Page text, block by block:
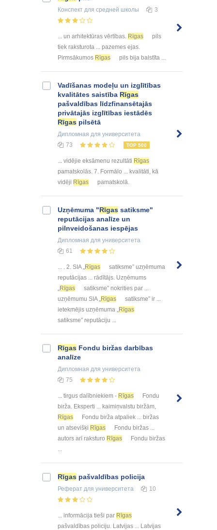
Конспект для средней школы 3
... un arhitektūras vērtības. Rīgas
pils
tiek raksturota ... pazemes ejas.
Pirmsākumos Rīgas pils bija balstīta ...
Vadīšanas modeļu un izglītības
kvalitātes saistība Rīgas
pašvaldības līdzfinansētajās
privātajās izglītības iestādēs
Rīgas pilsētā
Дипломная для университета
73
TOP 500
... vidējie eksāmenu rezultāti Rīgas
pamatskolās. 7. Formālo ... kvalitāti, kā
vidēji Rīgas pamatskolā.
Uzņēmuma "Rīgas satiksme"
reputācijas analīze un
pilnveidošanas iespējas
Дипломная для университета
61
... . 2. SIA „Rīgas
satiksme” uzņēmuma
reputācijas ... rādītājs. Uzņēmums
„Rīgas
satiksme” nokrities par ...
uzņēmumu SIA „Rīgas
satiksme” ir ...
ietekmējis uzņēmuma „Rīgas
satiksme” reputāciju ...
Rīgas Fondu biržas darbības
analīze
Дипломная для университета
75
... tirgus dalībniekiem - Rīgas
Fondu
birža. Eksperti ... kaimiņvalstu biržām,
Rīgas
Fondu birža atpaliek ... biržas
un atsevišķi Rīgas
Fondu biržas ...
autors arī raksturo Rīgas
Fondu biržas
Rīgas pašvaldības policija
Реферат для университета 10
... informācija tieši par Rīgas
pašvaldības policiju. Latvijas ... Latvijas